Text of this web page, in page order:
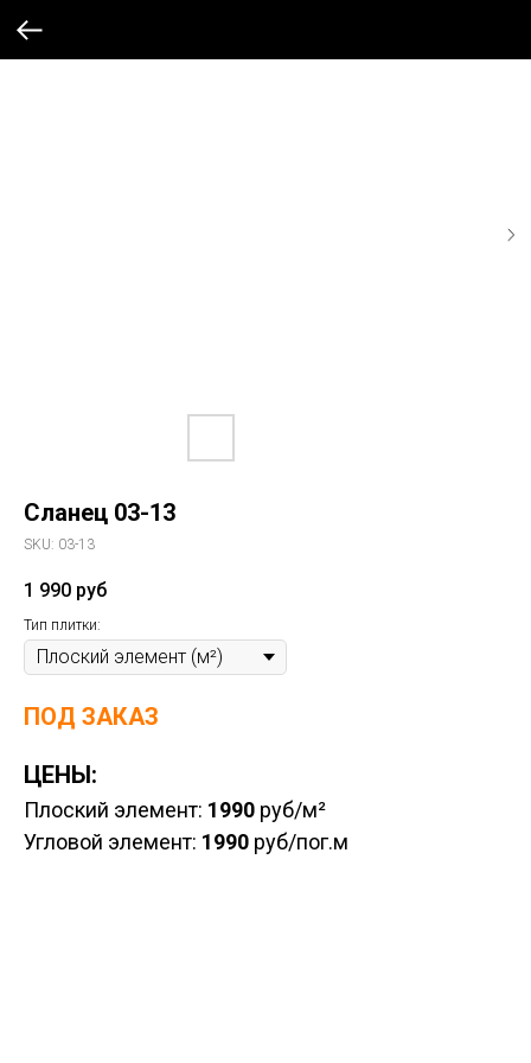
Сланец 03-13
SKU: 03-13
1 990 руб
Тип плитки:
ПОД ЗАКАЗ
ЦЕНЫ:
Плоский элемент: 1990 руб/м²
Угловой элемент: 1990 руб/пог.м